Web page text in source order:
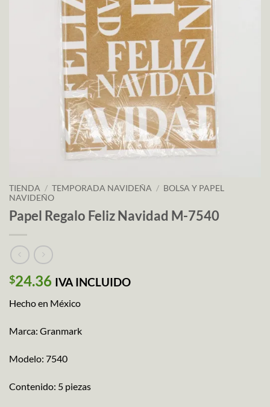
TIENDA / TEMPORADA NAVIDEÑA / BOLSA Y PAPEL
NAVIDEÑO
Papel Regalo Feliz Navidad M-7540
$24.36 IVA INCLUIDO
Hecho en México
Marca: Granmark
Modelo: 7540
Contenido: 5 piezas